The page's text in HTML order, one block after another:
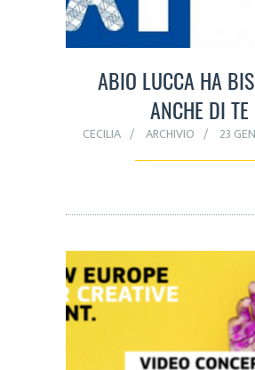
ABIO LUCCA HA
ANCHE DI TE
CECILIA ARCHIVIO 23